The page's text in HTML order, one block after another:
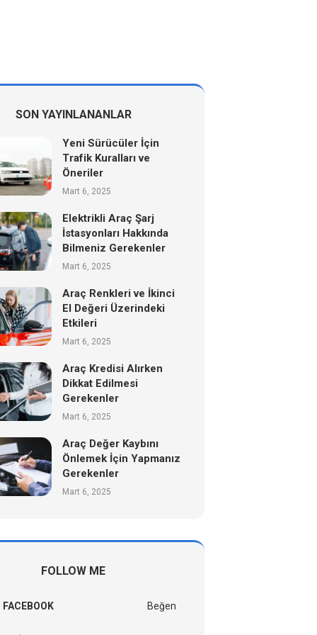
SON YAYINLANANLAR
Yeni Sürücüler İçin
Trafik Kuralları ve
Öneriler
Mart 6, 2025
Elektrikli Araç Şarj
İstasyonları Hakkında
Bilmeniz Gerekenler
Mart 6, 2025
Araç Renkleri ve İkinci
El Değeri Üzerindeki
Etkileri
Mart 6, 2025
Araç Kredisi Alırken
Dikkat Edilmesi
Gerekenler
Mart 6, 2025
Araç Değer Kaybını
Önlemek İçin Yapmanız
Gerekenler
Mart 6, 2025
FOLLOW ME
FACEBOOK Beğen